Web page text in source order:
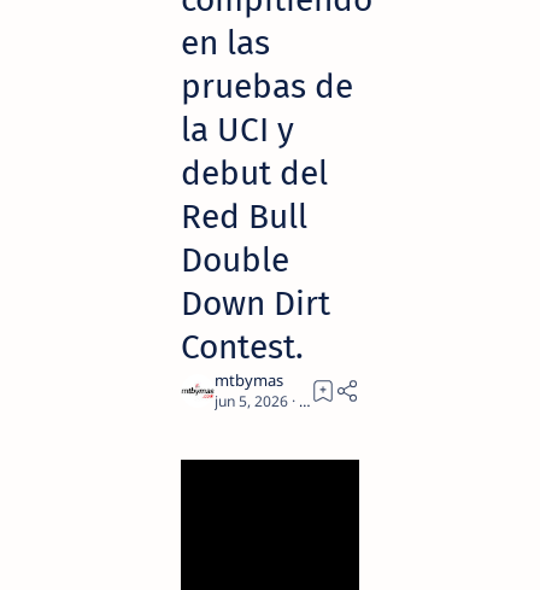
en las
pruebas de
la UCI y
debut del
Red Bull
Double
Down Dirt
Contest.
2